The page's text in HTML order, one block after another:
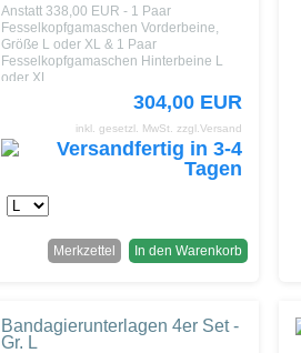
Anstatt 338,00 EUR - 1 Paar
Fesselkopfgamaschen Vorderbeine,
Größe L oder XL & 1 Paar
Fesselkopfgamaschen Hinterbeine L
oder XL
304,00 EUR
inkl. gesetzl. MwSt. zzgl.Versand
In den Warenkorb
Merkzettel
Bandagierunterlagen 4er Set -
Gr. L